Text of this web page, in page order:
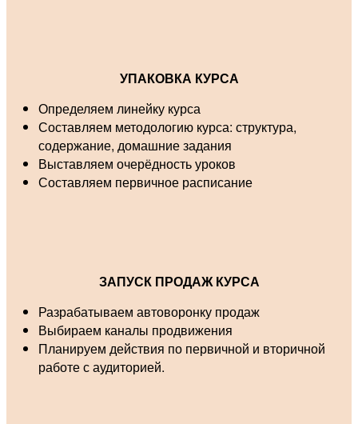
УПАКОВКА КУРСА
Определяем линейку курса
Составляем методологию курса: структура,
содержание, домашние задания
Выставляем очерёдность уроков
Составляем первичное расписание
ЗАПУСК ПРОДАЖ КУРСА
Разрабатываем автоворонку продаж
Выбираем каналы продвижения
Планируем действия по первичной и вторичной
работе с аудиторией.